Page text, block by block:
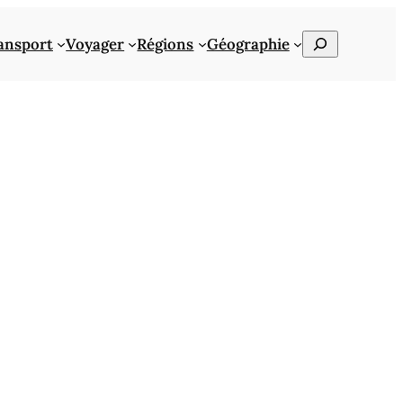
Voyager Régions Géographie Rechercher